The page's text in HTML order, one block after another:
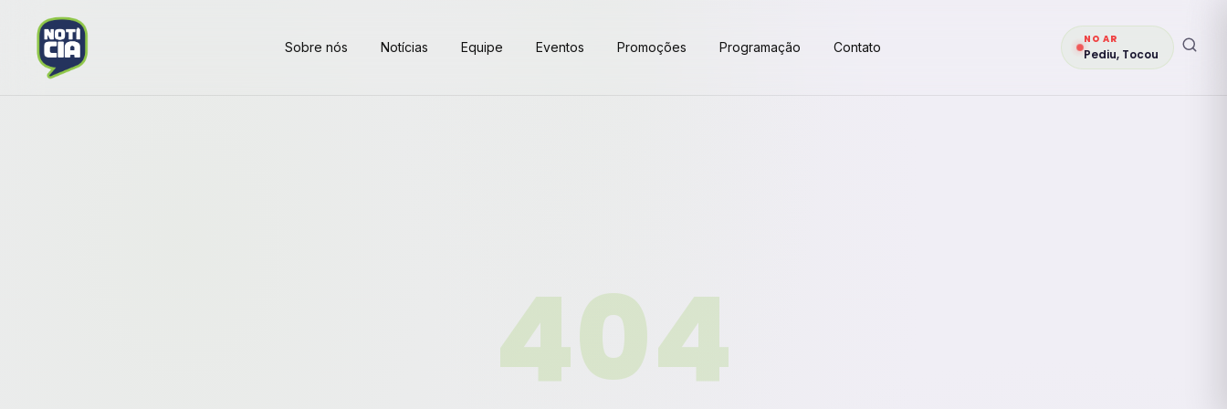
Sobre nós Notícias Equipe Eventos Promoções Programação Contato
NO AR
Pediu, Tocou
404